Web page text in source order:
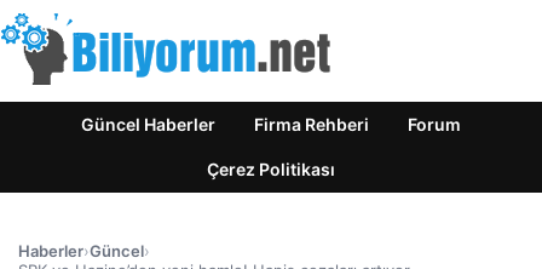
Güncel Haberler Firma Rehberi Forum
Çerez Politikası
Haberler›Güncel›